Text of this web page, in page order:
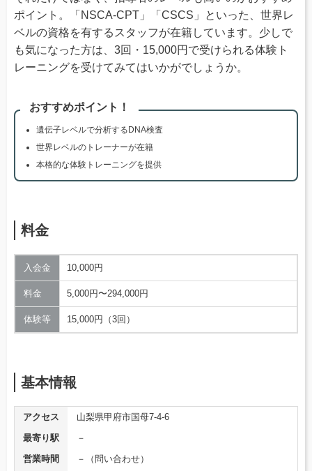
ポイント。「NSCA-CPT」「CSCS」といった、世界レ
ベルの資格を有するスタッフが在籍しています。少しで
も気になった方は、3回・15,000円で受けられる体験ト
レーニングを受けてみてはいかがでしょうか。
おすすめポイント！
遺伝子レベルで分析するDNA検査
世界レベルのトレーナーが在籍
本格的な体験トレーニングを提供
料金
入会金 10,000円
料金 5,000円〜294,000円
体験等 15,000円（3回）
基本情報
アクセス
山梨県甲府市国母7-4-6
最寄り駅
－
営業時間
－（問い合わせ）